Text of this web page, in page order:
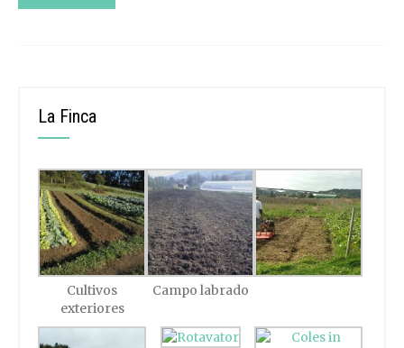
La Finca
Cultivos
exteriores
Campo labrado